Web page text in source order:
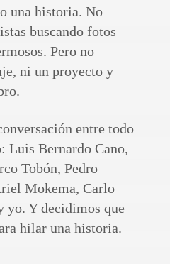
una historia. No
buscando fotos
Pero no
ni un proyecto y
entre todo
Luis Bernardo Cano,
Tobón, Pedro
Mokema, Carlo
yo. Y decidimos que
hilar una historia.